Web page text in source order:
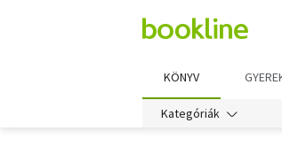
KÖNYV
Kategóriák